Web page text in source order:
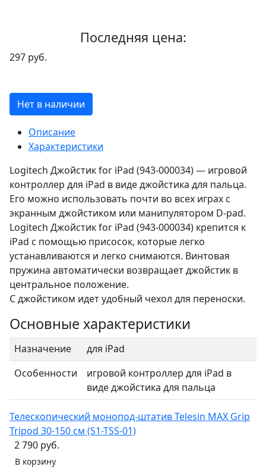
Последняя цена:
297 руб.
Нет в наличии
Описание
Характеристики
Logitech Джойстик for iPad (943-000034) — игровой
контроллер для iPad в виде джойстика для пальца.
Его можно использовать почти во всех играх с
экранным джойстиком или манипулятором D-pad.
Logitech Джойстик for iPad (943-000034) крепится к
iPad с помощью присосок, которые легко
устанавливаются и легко снимаются. Винтовая
пружина автоматически возвращает джойстик в
центральное положение.
С джойстиком идет удобный чехол для переноски.
Основные характеристики
Назначение
для iPad
Особенности
игровой контроллер для iPad в
виде джойстика для пальца
Телескопический монопод-штатив Telesin MAX Grip
Tripod 30-150 см (S1-TSS-01)
2 790 руб.
В корзину